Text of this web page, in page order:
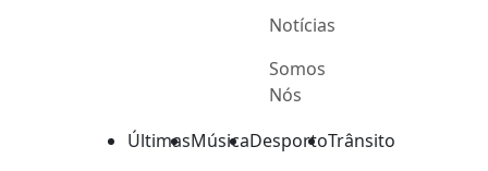
Notícias
Somos
Nós
ÚltimasMúsicaDesportoTrânsito